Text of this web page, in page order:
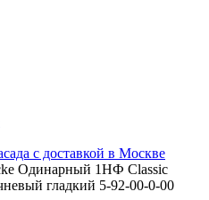
с доставкой в Москве
Одинарный 1НФ Classic
гладкий 5-92-00-0-00